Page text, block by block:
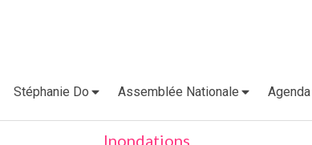
Stéphanie Do Assemblée Nationale Agenda
Inondations